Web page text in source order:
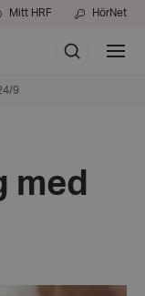
Mitt HRF HörNet
Sök
Visa
meny
9
med